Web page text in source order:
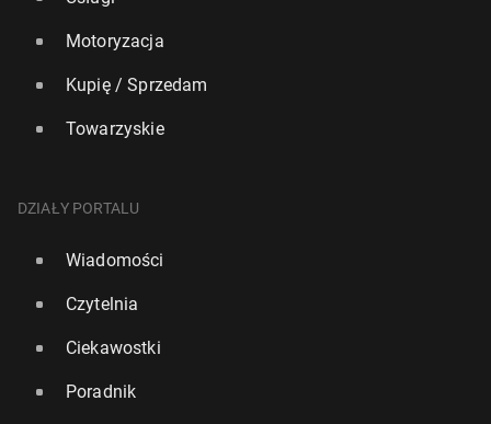
Motoryzacja
Kupię / Sprzedam
Towarzyskie
DZIAŁY PORTALU
Wiadomości
Czytelnia
Ciekawostki
Poradnik